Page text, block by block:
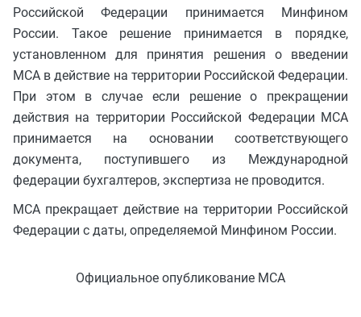
Российской Федерации принимается Минфином
России. Такое решение принимается в порядке,
установленном для принятия решения о введении
МСА в действие на территории Российской Федерации.
При этом в случае если решение о прекращении
действия на территории Российской Федерации МСА
принимается на основании соответствующего
документа, поступившего из Международной
федерации бухгалтеров, экспертиза не проводится.
МСА прекращает действие на территории Российской
Федерации с даты, определяемой Минфином России.
Официальное опубликование МСА